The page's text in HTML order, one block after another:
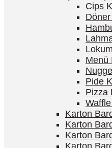
Cips
Menü
Pide
Pizza
Karton
Karton
Karton
Karton